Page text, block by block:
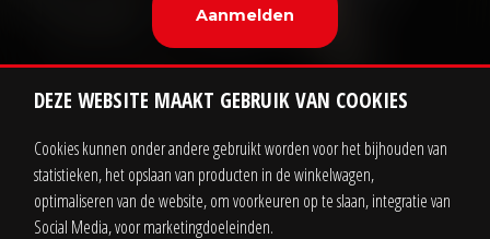
Contact Zakelijk
DEZE WEBSITE MAAKT GEBRUIK VAN COOKIES
Cookies kunnen onder andere gebruikt worden voor het bijhouden van
statistieken, het opslaan van producten in de winkelwagen,
optimaliseren van de website, om voorkeuren op te slaan, integratie van
Social Media, voor marketingdoeleinden.